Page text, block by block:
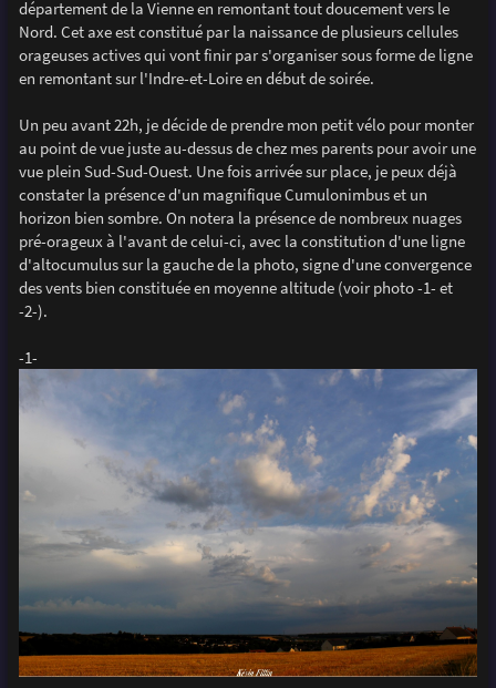
département de la Vienne en remontant tout doucement vers le
Nord. Cet axe est constitué par la naissance de plusieurs cellules
orageuses actives qui vont finir par s'organiser sous forme de ligne
en remontant sur l'Indre-et-Loire en début de soirée.
Un peu avant 22h, je décide de prendre mon petit vélo pour monter
au point de vue juste au-dessus de chez mes parents pour avoir une
vue plein Sud-Sud-Ouest. Une fois arrivée sur place, je peux déjà
constater la présence d'un magnifique Cumulonimbus et un
horizon bien sombre. On notera la présence de nombreux nuages
pré-orageux à l'avant de celui-ci, avec la constitution d'une ligne
d'altocumulus sur la gauche de la photo, signe d'une convergence
des vents bien constituée en moyenne altitude (voir photo -1- et
-2-).
-1-